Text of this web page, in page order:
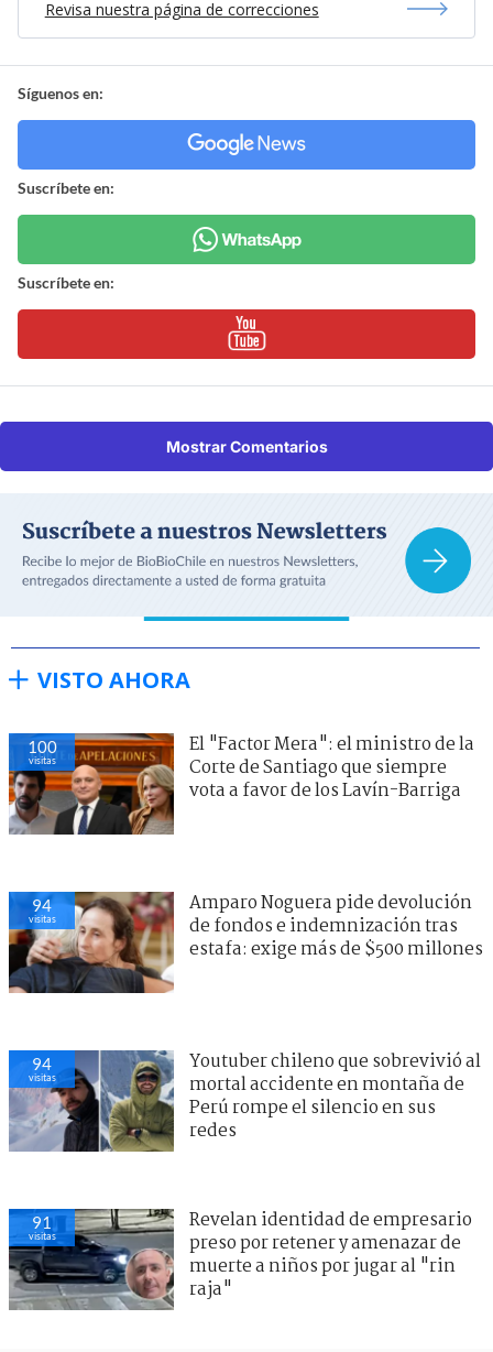
Revisa nuestra página de correcciones
Síguenos en:
Suscríbete en:
Suscríbete en:
Mostrar Comentarios
VISTO AHORA
100
visitas
El "Factor Mera": el ministro de la
Corte de Santiago que siempre
vota a favor de los Lavín-Barriga
94
visitas
Amparo Noguera pide devolución
de fondos e indemnización tras
estafa: exige más de $500 millones
94
visitas
Youtuber chileno que sobrevivió al
mortal accidente en montaña de
Perú rompe el silencio en sus
redes
91
visitas
Revelan identidad de empresario
preso por retener y amenazar de
muerte a niños por jugar al "rin
raja"